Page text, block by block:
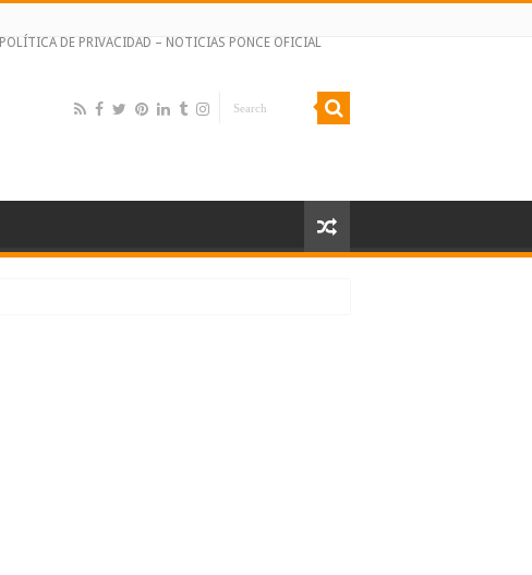
POLÍTICA DE PRIVACIDAD – NOTICIAS PONCE OFICIAL